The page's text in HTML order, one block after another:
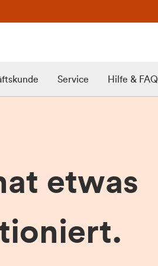
Service Hilfe & FAQ
etwas